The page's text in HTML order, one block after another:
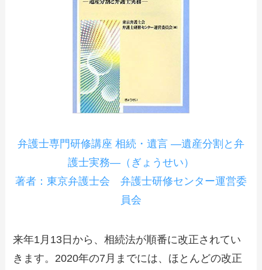
弁護士専門研修講座 相続・遺言 ―遺産分割と弁
護士実務―（ぎょうせい）
著者：東京弁護士会 弁護士研修センター運営委
員会
来年1月13日から、相続法が順番に改正されてい
きます。2020年の7月までには、ほとんどの改正